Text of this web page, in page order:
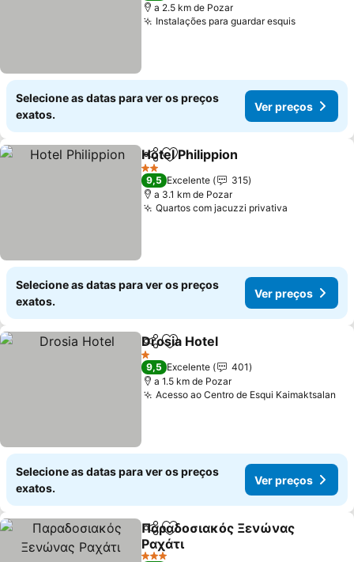
a 2.5 km de Pozar
Instalações para guardar esquisVer
Selecione as datas para ver os preços
exatos.
Ver preços
PartilharAdicionar aos favoritos
Hotel Philippion
2 Estrelas
9,5 Excelente
315
a 3.1 km de Pozar
Quartos com jacuzzi privativa
Selecione as datas para ver os preços
exatos.
Ver preços
PartilharAdicionar aos favoritos
Drosia Hotel
1 Estrelas
9,5 Excelente
401
a 1.5 km de Pozar
Acesso ao Centro de Esqui Kaimaktsalan
Selecione as datas para ver os preços
exatos.
Ver preços
PartilharAdicionar aos favoritos
Παραδοσιακός Ξενώνας
Ραχάτι